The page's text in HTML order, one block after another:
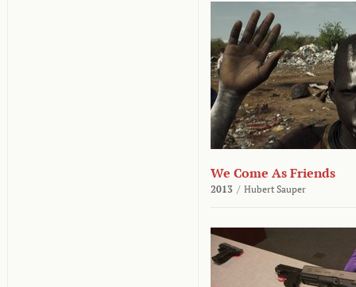
We Come As Friends
2013 / Hubert Sauper